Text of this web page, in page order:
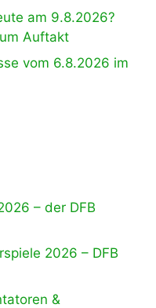
am 9.8.2026?
Auftakt
vom 6.8.2026 im
– der DFB
2026 – DFB
&